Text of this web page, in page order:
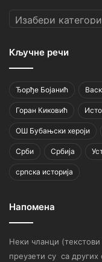
Категорије
Кључне речи
Ђорђе Бојанић
Горан Киковић
ОШ Бубањски хероји
Срби Србија
српска историја
Напомена
Неки чланци
преузети су са других